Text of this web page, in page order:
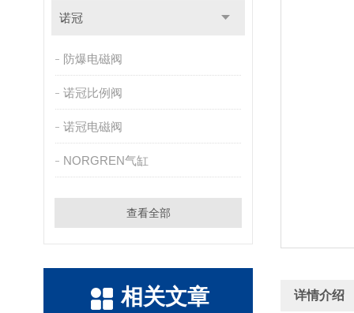
诺冠
防爆电磁阀
诺冠比例阀
诺冠电磁阀
NORGREN气缸
查看全部
相关文章 详情介绍